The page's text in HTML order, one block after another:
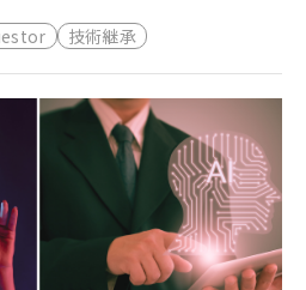
技術継承